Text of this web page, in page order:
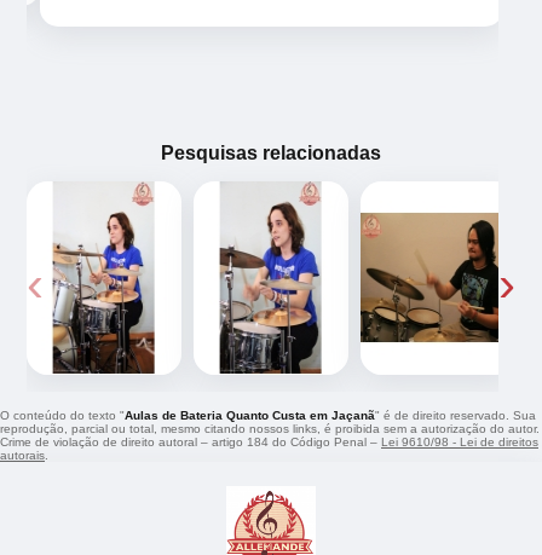
Pesquisas relacionadas
‹ ›
O conteúdo do texto "Aulas de Bateria Quanto Custa em Jaçanã" é de direito reservado. Sua
reprodução, parcial ou total, mesmo citando nossos links, é proibida sem a autorização do autor.
Crime de violação de direito autoral – artigo 184 do Código Penal – Lei 9610/98 - Lei de direitos
autorais